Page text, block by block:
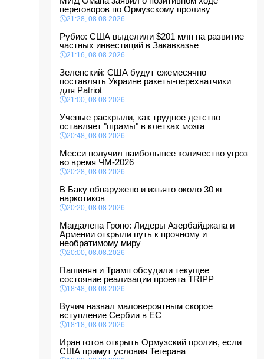
переговоров по Ормузскому проливу
21:28, 08.08.2026
Рубио: США выделили $201 млн на развитие
частных инвестиций в Закавказье
21:16, 08.08.2026
Зеленский: США будут ежемесячно
поставлять Украине ракеты-перехватчики
для Patriot
21:00, 08.08.2026
Ученые раскрыли, как трудное детство
оставляет "шрамы" в клетках мозга
20:48, 08.08.2026
Месси получил наибольшее количество угроз
во время ЧМ-2026
20:28, 08.08.2026
В Баку обнаружено и изъято около 30 кг
наркотиков
20:20, 08.08.2026
Магдалена Гроно: Лидеры Азербайджана и
Армении открыли путь к прочному и
необратимому миру
20:00, 08.08.2026
Пашинян и Трамп обсудили текущее
состояние реализации проекта TRIPP
18:48, 08.08.2026
Вучич назвал маловероятным скорое
вступление Сербии в ЕС
18:18, 08.08.2026
Иран готов открыть Ормузский пролив, если
США примут условия Тегерана